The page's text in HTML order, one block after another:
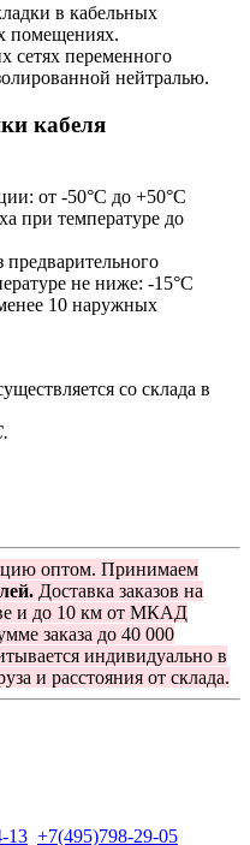
в кабельных
помещениях.
сетях переменного
нейтралью.
кабеля
от -50°С до +50°С
при температуре до
не ниже: -15°С
10 наружных
со склада в
оптом. Принимаем
Доставка заказов на
и до 10 км от МКАД
заказа до 40 000
индивидуально в
и расстояния от склада.
13 +7(495)798-29-05